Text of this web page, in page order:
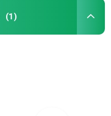
(1)